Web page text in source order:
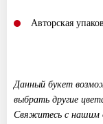
Авторская
Данный букет
выбрать другие
Свяжитесь с нашим